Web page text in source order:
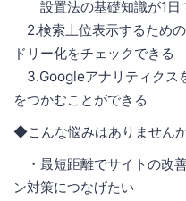
設置法の基礎知識が1日
2.検索上位表示するため
ドリー化をチェックできる
3.Googleアナリティクス
をつかむことができる
◆こんな悩みはありません
・最短距離でサイトの改
ン対策につなげたい